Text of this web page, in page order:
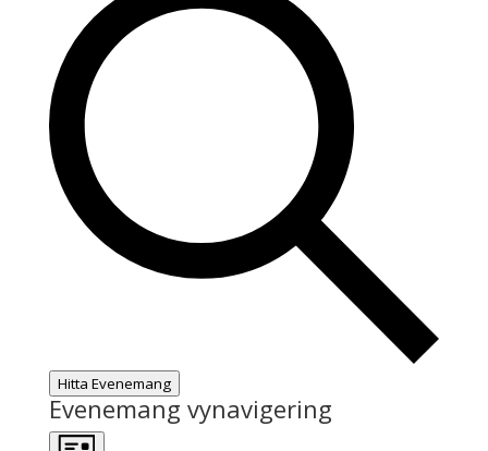
Hitta Evenemang
Evenemang vynavigering